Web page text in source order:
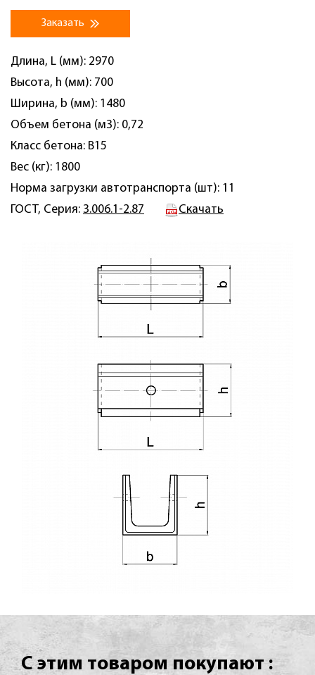
Заказать
Длина, L (мм): 2970
Высота, h (мм): 700
Ширина, b (мм): 1480
Объем бетона (м3): 0,72
Класс бетона: B15
Вес (кг): 1800
Норма загрузки автотранспорта (шт): 11
ГОСТ, Серия: 3.006.1-2.87 Скачать
С этим товаром покупают :